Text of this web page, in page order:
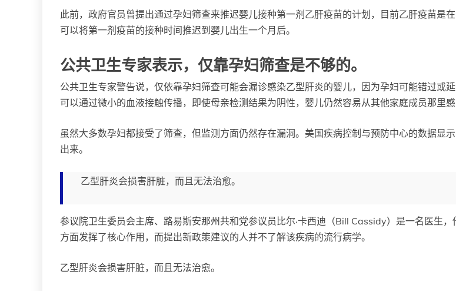
此前，政府官员曾提出通过孕妇筛查来推迟婴儿接种第一剂乙肝疫苗的计划，目前乙肝疫苗是
可以将第一剂疫苗的接种时间推迟到婴儿出生一个月后。
公共卫生专家表示，仅靠孕妇筛查是不够的。
公共卫生专家警告说，仅依靠孕妇筛查可能会漏诊感染乙型肝炎的婴儿，因为孕妇可能错过或
可以通过微小的血液接触传播，即使母亲检测结果为阴性，婴儿仍然容易从其他家庭成员那里感
虽然大多数孕妇都接受了筛查，但监测方面仍然存在漏洞。美国疾病控制与预防中心的数据
出来。
乙型肝炎会损害肝脏，而且无法治愈。
参议院卫生委员会主席、路易斯安那州共和党参议员比尔·卡西迪（Bill Cassidy）是一名医生
方面发挥了核心作用，而提出新政策建议的人并不了解该疾病的流行病学。
乙型肝炎会损害肝脏，而且无法治愈。